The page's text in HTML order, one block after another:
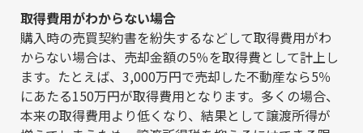
取得費用がわからない場合
購入時の売買契約書を紛失するなどして取得費用がわ
からない場合は、売却金額の5％を取得費として計上し
ます。たとえば、3,000万円で売却した不動産なら5％
にあたる150万円が取得費用となります。多くの場合、
本来の取得費用より低くなり、結果として譲渡所得が